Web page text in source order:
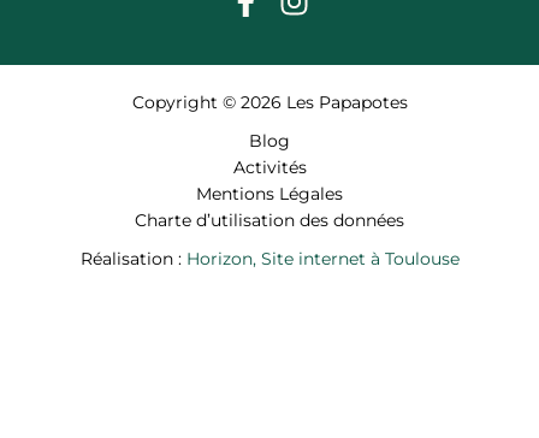
Copyright © 2026 Les Papapotes
Blog
Activités
Mentions Légales
Charte d’utilisation des données
Réalisation : Horizon, Site internet à Toulouse